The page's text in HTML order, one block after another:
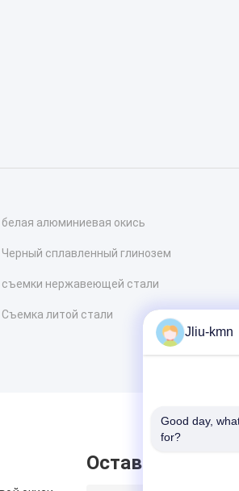
белая алюминиевая окись
Черный сплавленный глинозем
съемки нержавеющей стали
Съемка литой стали
Оставить
Jliu-kmn
Good day,
for?